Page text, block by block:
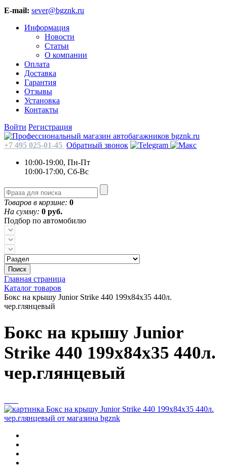
E-mail: sever@bgznk.ru
Информация
Новости
Статьи
О компании
Оплата
Доставка
Гарантия
Отзывы
Установка
Контакты
Войти Регистрация
+7 495 025-01-45 Обратный звонок
10:00-19:00, Пн-Пт
10:00-17:00, Сб-Вс
Товаров в корзине: 0
На сумму: 0 руб.
Подбор по автомобилю
Поиск
Главная страница
Каталог товаров
Бокс на крышу Junior Strike 440 199х84х35 440л.
чер.глянцевый
Бокс на крышу Junior
Strike 440 199х84х35 440л.
чер.глянцевый